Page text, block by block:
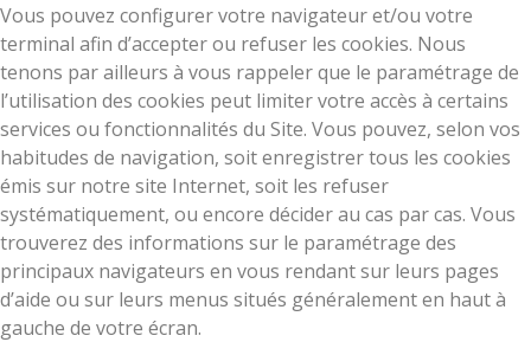
Vous pouvez configurer votre navigateur et/ou votre
terminal afin d’accepter ou refuser les cookies. Nous
tenons par ailleurs à vous rappeler que le paramétrage de
l’utilisation des cookies peut limiter votre accès à certains
services ou fonctionnalités du Site. Vous pouvez, selon vos
habitudes de navigation, soit enregistrer tous les cookies
émis sur notre site Internet, soit les refuser
systématiquement, ou encore décider au cas par cas. Vous
trouverez des informations sur le paramétrage des
principaux navigateurs en vous rendant sur leurs pages
d’aide ou sur leurs menus situés généralement en haut à
gauche de votre écran.